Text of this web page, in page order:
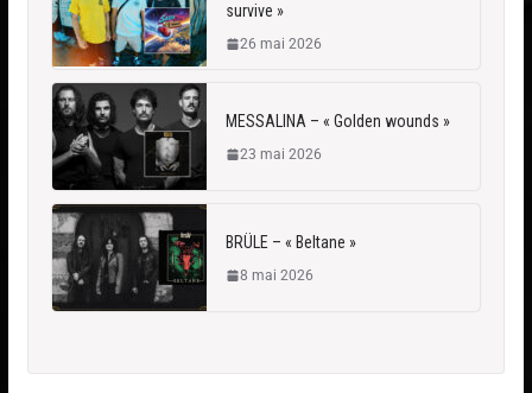
survive »
26 mai 2026
MESSALINA – « Golden wounds »
23 mai 2026
BRÜLE – « Beltane »
8 mai 2026